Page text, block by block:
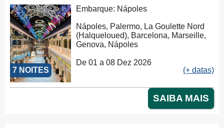
7 NOITES
Embarque: Nápoles
Nápoles, Palermo, La Goulette Nord
(Halqueloued), Barcelona, Marseille,
Genova, Nápoles
De 01 a 08 Dez 2026
(+ datas)
SAIBA MAIS